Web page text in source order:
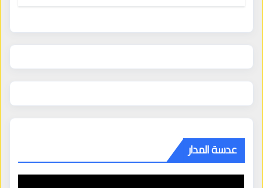
عدسة المدار